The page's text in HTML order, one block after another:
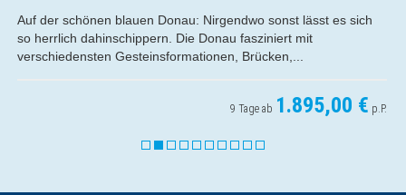
Auf der schönen blauen Donau: Nirgendwo sonst lässt es sich
so herrlich dahinschippern. Die Donau fasziniert mit
verschiedensten Gesteinsformationen, Brücken,...
9 Tage ab 1.895,00 € p.P.